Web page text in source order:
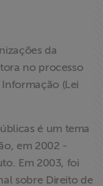
da
no processo
(Lei
é um tema
em 2002 -
Em 2003, foi
sobre Direito de